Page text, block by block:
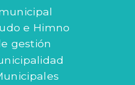
e Himno
gestión